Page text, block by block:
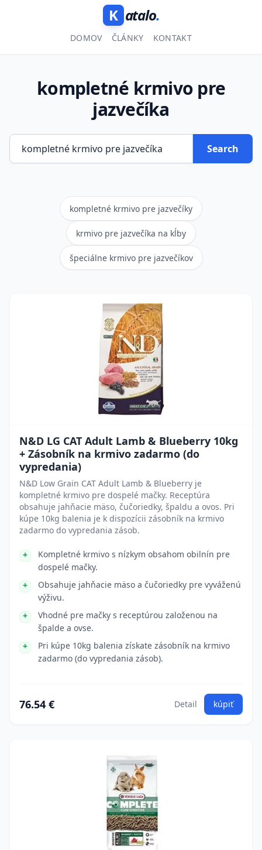
K atalo.
DOMOV ČLÁNKY KONTAKT
kompletné krmivo pre
jazvečíka
Search
kompletné krmivo pre jazvečíky
krmivo pre jazvečíka na kĺby
špeciálne krmivo pre jazvečíkov
N&D LG CAT Adult Lamb & Blueberry 10kg
+ Zásobník na krmivo zadarmo (do
vypredania)
N&D Low Grain CAT Adult Lamb & Blueberry je
kompletné krmivo pre dospelé mačky. Receptúra
obsahuje jahňacie mäso, čučoriedky, špaldu a ovos. Pri
kúpe 10kg balenia je k dispozícii zásobník na krmivo
zadarmo do vypredania zásob.
Kompletné krmivo s nízkym obsahom obilnín pre
dospelé mačky.
Obsahuje jahňacie mäso a čučoriedky pre vyváženú
výživu.
Vhodné pre mačky s receptúrou založenou na
špalde a ovse.
Pri kúpe 10kg balenia získate zásobník na krmivo
zadarmo (do vypredania zásob).
76.54 € Detail kúpiť